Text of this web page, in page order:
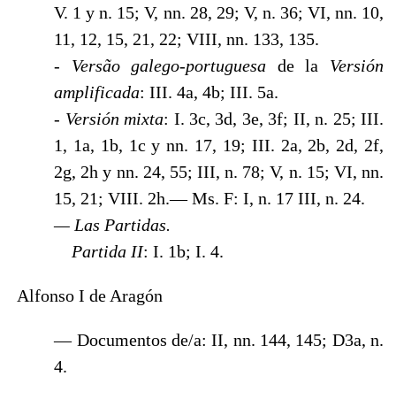
V. 1 y n. 15; V, nn. 28, 29; V, n. 36; VI, nn. 10,
11, 12, 15, 21, 22; VIII, nn. 133, 135.
- Versão galego-portuguesa de la Versión
amplificada: III. 4a, 4b; III. 5a.
- Versión mixta: I. 3c, 3d, 3e, 3f; II, n. 25; III.
1, 1a, 1b, 1c y nn. 17, 19; III. 2a, 2b, 2d, 2f,
2g, 2h y nn. 24, 55; III, n. 78; V, n. 15; VI, nn.
15, 21; VIII. 2h.— Ms. F: I, n. 17 III, n. 24.
— Las Partidas.
Partida II: I. 1b; I. 4.
Alfonso I de Aragón
— Documentos de/a: II, nn. 144, 145; D3a, n.
4.